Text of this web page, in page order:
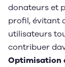
donateurs et
profil, évitant
utilisateurs
contribuer
Optimisation